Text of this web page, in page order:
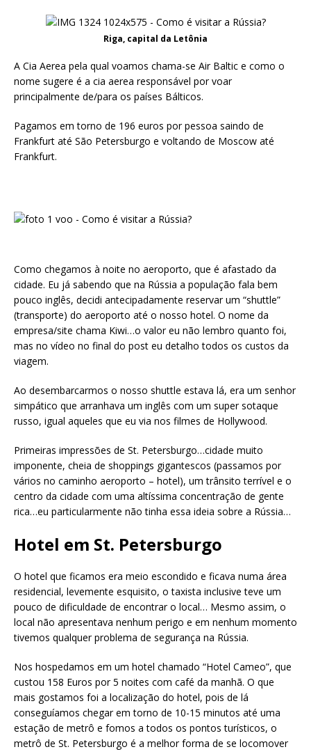
Riga, capital da Letônia
A Cia Aerea pela qual voamos chama-se Air Baltic e como o
nome sugere é a cia aerea responsável por voar
principalmente de/para os países Bálticos.
Pagamos em torno de 196 euros por pessoa saindo de
Frankfurt até São Petersburgo e voltando de Moscow até
Frankfurt.
Como chegamos à noite no aeroporto, que é afastado da
cidade. Eu já sabendo que na Rússia a população fala bem
pouco inglês, decidi antecipadamente reservar um “shuttle”
(transporte) do aeroporto até o nosso hotel. O nome da
empresa/site chama Kiwi…o valor eu não lembro quanto foi,
mas no vídeo no final do post eu detalho todos os custos da
viagem.
Ao desembarcarmos o nosso shuttle estava lá, era um senhor
simpático que arranhava um inglês com um super sotaque
russo, igual aqueles que eu via nos filmes de Hollywood.
Primeiras impressões de St. Petersburgo…cidade muito
imponente, cheia de shoppings gigantescos (passamos por
vários no caminho aeroporto – hotel), um trânsito terrível e o
centro da cidade com uma altíssima concentração de gente
rica…eu particularmente não tinha essa ideia sobre a Rússia…
Hotel em St. Petersburgo
O hotel que ficamos era meio escondido e ficava numa área
residencial, levemente esquisito, o taxista inclusive teve um
pouco de dificuldade de encontrar o local… Mesmo assim, o
local não apresentava nenhum perigo e em nenhum momento
tivemos qualquer problema de segurança na Rússia.
Nos hospedamos em um hotel chamado “Hotel Cameo”, que
custou 158 Euros por 5 noites com café da manhã. O que
mais gostamos foi a localização do hotel, pois de lá
conseguíamos chegar em torno de 10-15 minutos até uma
estação de metrô e fomos a todos os pontos turísticos, o
metrô de St. Petersburgo é a melhor forma de se locomover